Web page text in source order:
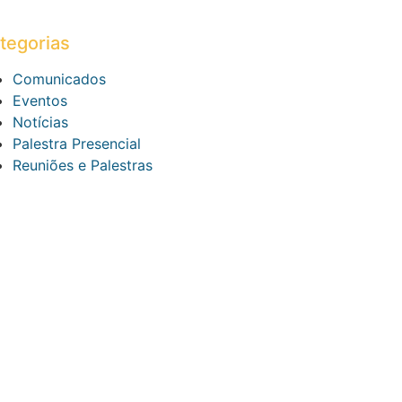
Comunicados
Eventos
Notícias
Palestra Presencial
Reuniões e Palestras